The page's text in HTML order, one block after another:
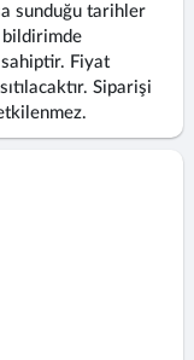
sunduğu tarihler
bildirimde
sahiptir. Fiyat
Siparişi